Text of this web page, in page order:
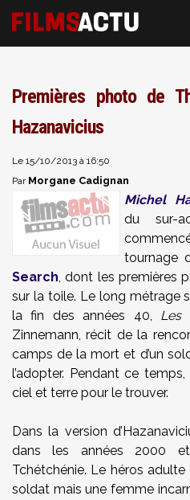
Premières photo de
Hazanavicius
Le 15/10/2013 à 16:50
Par Morgane Cadignan
Michel
du sur-
tournage
Search, dont les premières
sur la toile. Le long métrage
la fin des années 40, Les
Zinnemann, récit de la
camps de la mort et d’un
l’adopter. Pendant ce
ciel et terre pour le trouver.
Dans la version
dans les années 2000
Tchétchénie. Le héros
soldat mais une femme